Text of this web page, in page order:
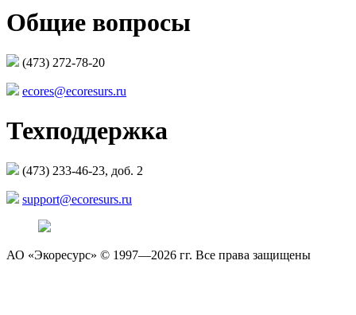
Общие вопросы
(473) 272-78-20
ecores@ecoresurs.ru
Техподдержка
(473) 233-46-23, доб. 2
support@ecoresurs.ru
АО «Экоресурс» © 1997—2026 гг. Все права защищены